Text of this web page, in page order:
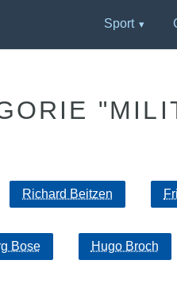
Sport
Richard Beitzen
Bose Hugo Broch